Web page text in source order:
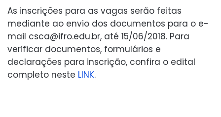
As inscrições para as vagas serão feitas
mediante ao envio dos documentos para o e-
mail csca@ifro.edu.br, até 15/06/2018. Para
verificar documentos, formulários e
declarações para inscrição, confira o edital
completo neste LINK.